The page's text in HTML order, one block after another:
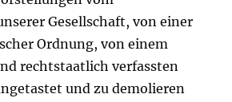
Gesellschaft, von einer
Ordnung, von einem
rechtstaatlich verfassten
und zu demolieren